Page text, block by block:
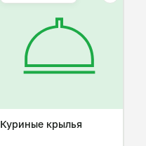
Куриные крылья